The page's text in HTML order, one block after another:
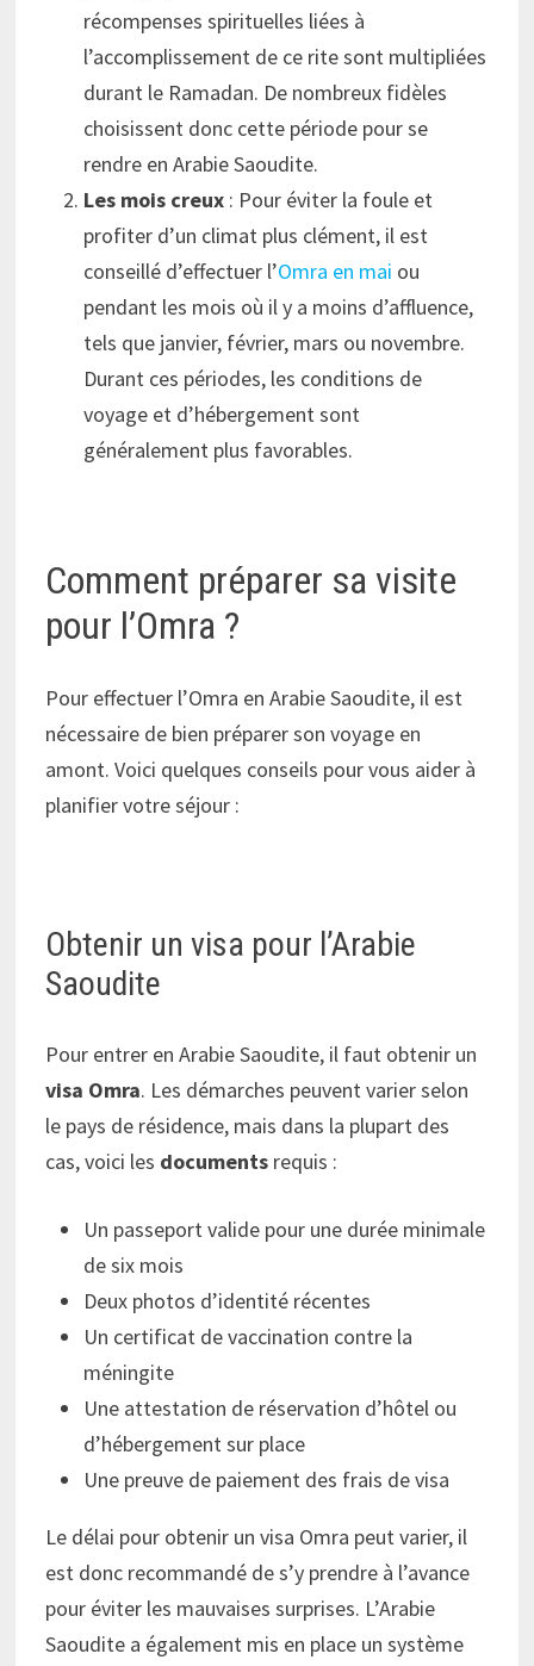
récompenses spirituelles liées à
l’accomplissement de ce rite sont multipliées
durant le Ramadan. De nombreux fidèles
choisissent donc cette période pour se
rendre en Arabie Saoudite.
Les mois creux : Pour éviter la foule et
profiter d’un climat plus clément, il est
conseillé d’effectuer l’Omra en mai ou
pendant les mois où il y a moins d’affluence,
tels que janvier, février, mars ou novembre.
Durant ces périodes, les conditions de
voyage et d’hébergement sont
généralement plus favorables.
Comment préparer sa visite
pour l’Omra ?
Pour effectuer l’Omra en Arabie Saoudite, il est
nécessaire de bien préparer son voyage en
amont. Voici quelques conseils pour vous aider à
planifier votre séjour :
Obtenir un visa pour l’Arabie
Saoudite
Pour entrer en Arabie Saoudite, il faut obtenir un
visa Omra. Les démarches peuvent varier selon
le pays de résidence, mais dans la plupart des
cas, voici les documents requis :
Un passeport valide pour une durée minimale
de six mois
Deux photos d’identité récentes
Un certificat de vaccination contre la
méningite
Une attestation de réservation d’hôtel ou
d’hébergement sur place
Une preuve de paiement des frais de visa
Le délai pour obtenir un visa Omra peut varier, il
est donc recommandé de s’y prendre à l’avance
pour éviter les mauvaises surprises. L’Arabie
Saoudite a également mis en place un système